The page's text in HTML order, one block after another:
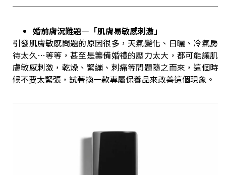
婚前膚況難題—「肌膚易敏感刺激」
引發肌膚敏感問題的原因很多，天氣變化、日曬、冷氣房
待太久…等等，甚至是籌備婚禮的壓力太大，都可能讓肌
膚敏感刺激，乾燥、緊繃、刺痛等問題隨之而來，這個時
候不要太緊張，試著換一款專屬保養品來改善這個現象。